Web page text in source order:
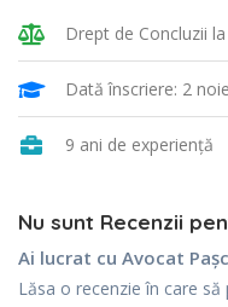
Drept de Concluzii
Dată înscriere: 2
9 ani de experiență
Nu sunt Recenzii
Ai lucrat cu Avocat
Lăsa o recenzie în care